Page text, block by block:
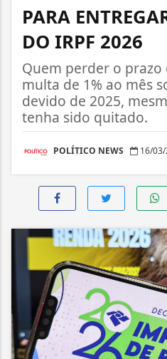
PARA
DO IRPF 2026
Quem perder o prazo
multa de 1% ao mês
devido de 2025,
tenha sido quitado.
POLÍTICO NEWS 16/